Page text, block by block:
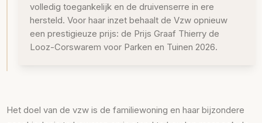
volledig toegankelijk en de druivenserre in ere
hersteld. Voor haar inzet behaalt de Vzw opnieuw
een prestigieuze prijs: de Prijs Graaf Thierry de
Looz-Corswarem voor Parken en Tuinen 2026.
Het doel van de vzw is de familiewoning en haar bijzondere